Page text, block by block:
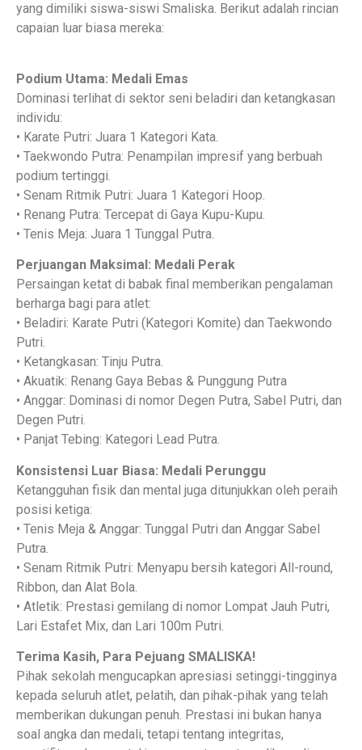
yang dimiliki siswa-siswi Smaliska. Berikut adalah rincian
capaian luar biasa mereka:
Podium Utama: Medali Emas
Dominasi terlihat di sektor seni beladiri dan ketangkasan
individu:
• Karate Putri: Juara 1 Kategori Kata.
• Taekwondo Putra: Penampilan impresif yang berbuah
podium tertinggi.
• Senam Ritmik Putri: Juara 1 Kategori Hoop.
• Renang Putra: Tercepat di Gaya Kupu-Kupu.
• Tenis Meja: Juara 1 Tunggal Putra.
Perjuangan Maksimal: Medali Perak
Persaingan ketat di babak final memberikan pengalaman
berharga bagi para atlet:
• Beladiri: Karate Putri (Kategori Komite) dan Taekwondo
Putri.
• Ketangkasan: Tinju Putra.
• Akuatik: Renang Gaya Bebas & Punggung Putra
• Anggar: Dominasi di nomor Degen Putra, Sabel Putri, dan
Degen Putri.
• Panjat Tebing: Kategori Lead Putra.
Konsistensi Luar Biasa: Medali Perunggu
Ketangguhan fisik dan mental juga ditunjukkan oleh peraih
posisi ketiga:
• Tenis Meja & Anggar: Tunggal Putri dan Anggar Sabel
Putra.
• Senam Ritmik Putri: Menyapu bersih kategori All-round,
Ribbon, dan Alat Bola.
• Atletik: Prestasi gemilang di nomor Lompat Jauh Putri,
Lari Estafet Mix, dan Lari 100m Putri.
Terima Kasih, Para Pejuang SMALISKA!
Pihak sekolah mengucapkan apresiasi setinggi-tingginya
kepada seluruh atlet, pelatih, dan pihak-pihak yang telah
memberikan dukungan penuh. Prestasi ini bukan hanya
soal angka dan medali, tetapi tentang integritas,